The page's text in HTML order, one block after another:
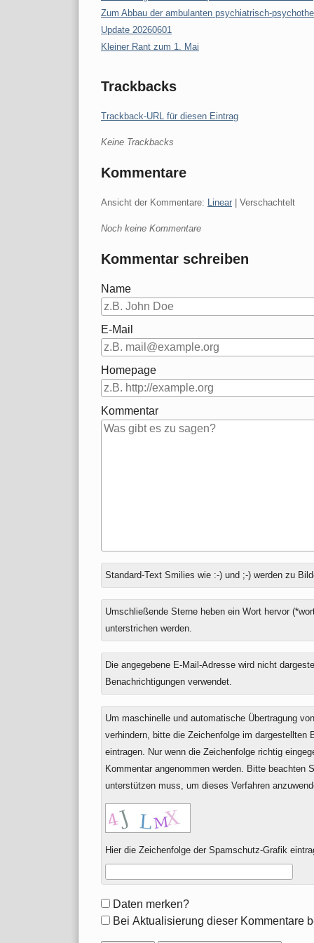
Zum Abbau der ambulanten psychiatrisch-
Update 20260601
Kleiner Rant zum 1. Mai
Trackbacks
Trackback-URL für diesen Eintrag
Keine Trackbacks
Kommentare
Ansicht der Kommentare: Linear | Verschachtelt
Noch keine Kommentare
Kommentar schreiben
Name
E-Mail
Homepage
Kommentar
Antwort
zu
Standard-Text Smilies wie :-) und ;-) werden zu
Umschließende Sterne heben ein Wort hervor
unterstrichen werden.
Die angegebene E-Mail-Adresse wird nicht
Benachrichtigungen verwendet.
Um maschinelle und automatische Übertragung
verhindern, bitte die Zeichenfolge im dargestellten
eintragen. Nur wenn die Zeichenfolge richtig
Kommentar angenommen werden. Bitte beachten
unterstützen muss, um dieses Verfahren
Hier die Zeichenfolge der Spamschutz-Grafik
Formular-
Optionen
Daten merken?
Bei Aktualisierung dieser Kommentare